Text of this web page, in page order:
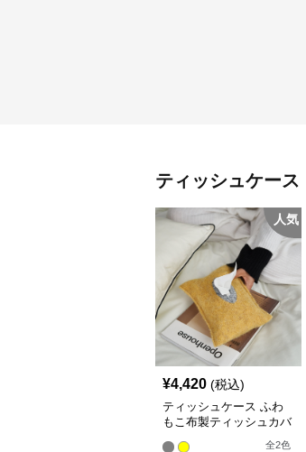
ティッシュケース
人気
¥4,420 (税込)
ティッシュケース ふわ
もこ布製ティッシュカバ
全2色